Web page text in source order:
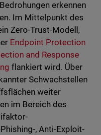
erkennen
Im Mittelpunkt des
Zero-Trust-Modell,
Endpoint Protection
and Response
flankiert wird. Über
Schwachstellen
weiter
im Bereich des
, Anti-Exploit-